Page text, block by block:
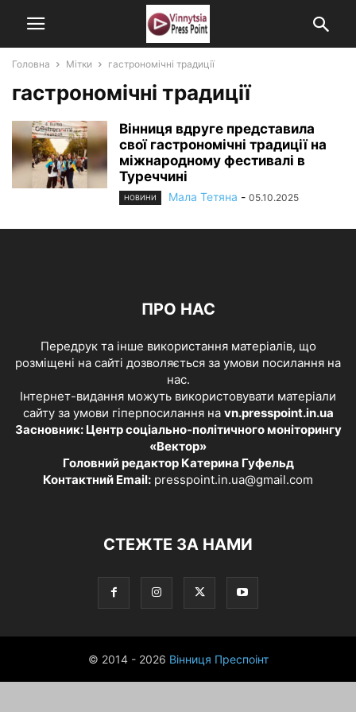
Головна Мітки гастрономічні традиції
гастрономічні традиції
Вінниця вдруге представила
свої гастрономічні традиції на
міжнародному фестивалі в
Туреччині
НОВИНИ Мала Тетяна - 05.10.2025
ПРО НАС
Передрук та інше використання матеріалів, що
розміщені на сайті дозволяється за умови посилання на
нас.
Інтернет-видання можуть використовувати матеріали
сайту за умови гіперпосилання на vn.presspoint.in.ua
Засновник: Центр соціально-політичного моніторингу
«Вектор»
Головний редактор Катерина Гуфельд
Контактний Email: presspoint.in.ua@gmail.com
СТЕЖТЕ ЗА НАМИ
© 2014 - 2026 Вінниця Преспоінт